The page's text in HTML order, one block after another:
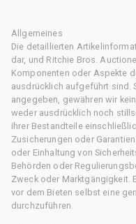
Allgemeines
Die detaillierten
dar, und Ritchie Bros.
Komponenten oder Aspekte
ausdrücklich aufgeführt sind.
angegeben, gewähren wir
weder ausdrücklich noch
ihrer Bestandteile
Zusicherungen oder
oder Einhaltung von
Behörden oder
Zweck oder Marktgängigkeit.
vor dem Bieten selbst eine
durchzuführen.